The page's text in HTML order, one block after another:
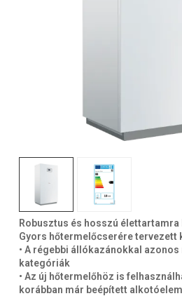
Robusztus és hosszú élettartamra
Gyors hőtermelőcserére tervezett
• A régebbi állókazánokkal
kategóriák
• Az új hőtermelőhöz is
korábban már beépített